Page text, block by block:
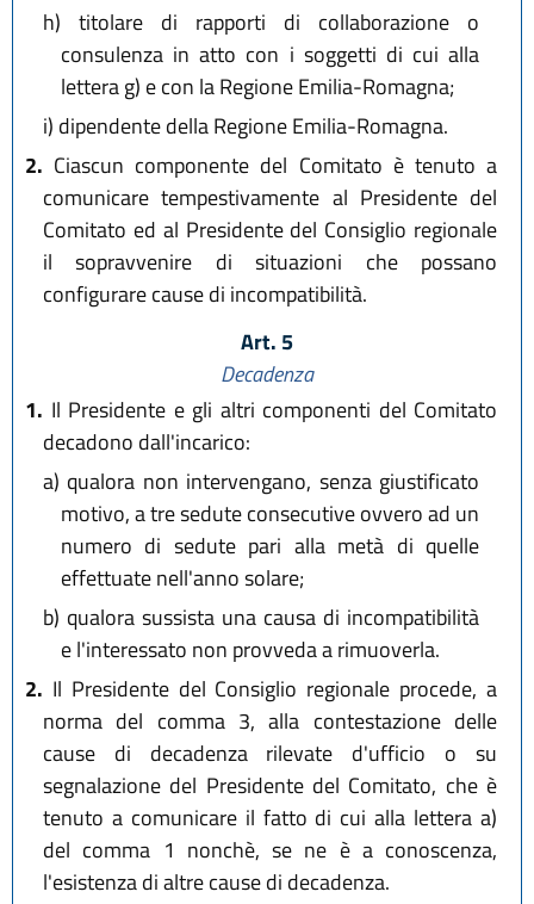
h) titolare di rapporti di collaborazione o
consulenza in atto con i soggetti di cui alla
lettera g) e con la Regione Emilia-Romagna;
i) dipendente della Regione Emilia-Romagna.
2. Ciascun componente del Comitato è tenuto a
comunicare tempestivamente al Presidente del
Comitato ed al Presidente del Consiglio regionale
il sopravvenire di situazioni che possano
configurare cause di incompatibilità.
Art. 5
Decadenza
1. Il Presidente e gli altri componenti del Comitato
decadono dall'incarico:
a) qualora non intervengano, senza giustificato
motivo, a tre sedute consecutive ovvero ad un
numero di sedute pari alla metà di quelle
effettuate nell'anno solare;
b) qualora sussista una causa di incompatibilità
e l'interessato non provveda a rimuoverla.
2. Il Presidente del Consiglio regionale procede, a
norma del comma 3, alla contestazione delle
cause di decadenza rilevate d'ufficio o su
segnalazione del Presidente del Comitato, che è
tenuto a comunicare il fatto di cui alla lettera a)
del comma 1 nonchè, se ne è a conoscenza,
l'esistenza di altre cause di decadenza.